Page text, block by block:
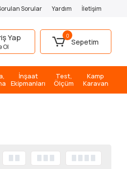
Sorular Yardım İletişim
Yap
Ol
0
Sepetim
İnşaat
Ekipmanları
Test,
Ölçüm
Kamp
Karavan